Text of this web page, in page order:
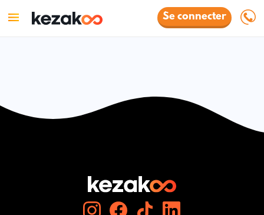
Se connecter